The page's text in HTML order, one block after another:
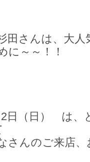
田さんは、大
に～～！！
（日） は、
さんのご来店